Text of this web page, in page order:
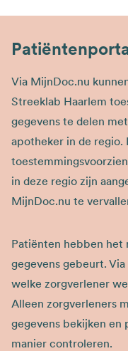
Via MijnDoc.nu
Streeklab Haarlem
gegevens te delen
apotheker in de regio.
in deze regio zijn
MijnDoc.nu te
Patiënten hebben
gegevens gebeurt.
welke zorgverlener
Alleen zorgverleners
gegevens bekijken en
manier controleren.